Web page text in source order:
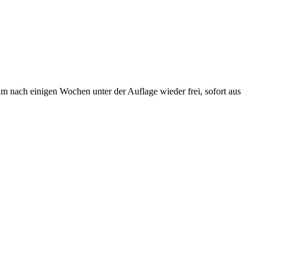
nach einigen Wochen unter der Auflage wieder frei, sofort aus